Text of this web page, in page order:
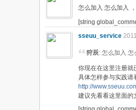
怎么加入 怎么加入
[string
sseuu_service
狩辰: 怎么加入
你现在在这里注册就
具体怎样参与实践请
http://
建议先看看这里面的